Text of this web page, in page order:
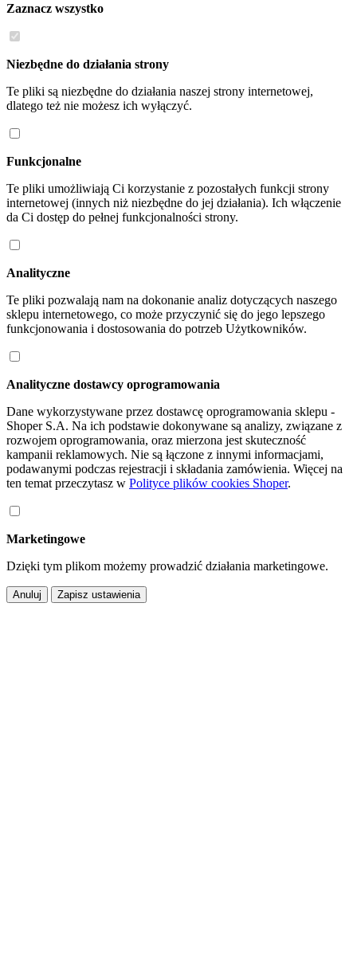
Zaznacz wszystko
Niezbędne do działania strony
Te pliki są niezbędne do działania naszej strony internetowej,
dlatego też nie możesz ich wyłączyć.
Funkcjonalne
Te pliki umożliwiają Ci korzystanie z pozostałych funkcji strony
internetowej (innych niż niezbędne do jej działania). Ich włączenie
da Ci dostęp do pełnej funkcjonalności strony.
Analityczne
Te pliki pozwalają nam na dokonanie analiz dotyczących naszego
sklepu internetowego, co może przyczynić się do jego lepszego
funkcjonowania i dostosowania do potrzeb Użytkowników.
Analityczne dostawcy oprogramowania
Dane wykorzystywane przez dostawcę oprogramowania sklepu -
Shoper S.A. Na ich podstawie dokonywane są analizy, związane z
rozwojem oprogramowania, oraz mierzona jest skuteczność
kampanii reklamowych. Nie są łączone z innymi informacjami,
podawanymi podczas rejestracji i składania zamówienia. Więcej na
ten temat przeczytasz w Polityce plików cookies Shoper.
Marketingowe
Dzięki tym plikom możemy prowadzić działania marketingowe.
Anuluj Zapisz ustawienia